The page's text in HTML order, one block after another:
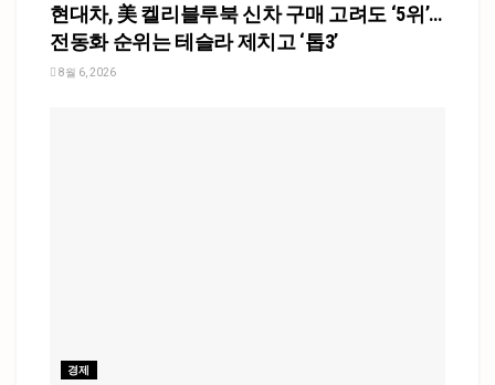
현대차, 美 켈리블루북 신차 구매 고려도 ‘5위’…
전동화 순위는 테슬라 제치고 ‘톱3’
8월 6, 2026
경제